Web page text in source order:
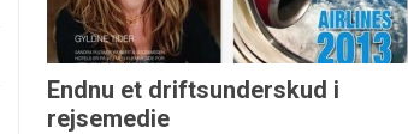
Endnu et driftsunderskud i
rejsemedie